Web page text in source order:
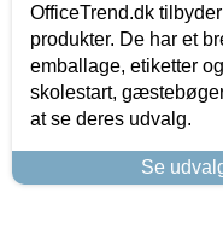
OfficeTrend.dk
produkter. De har et
emballage, etiketter
skolestart,
at se deres udvalg.
Se